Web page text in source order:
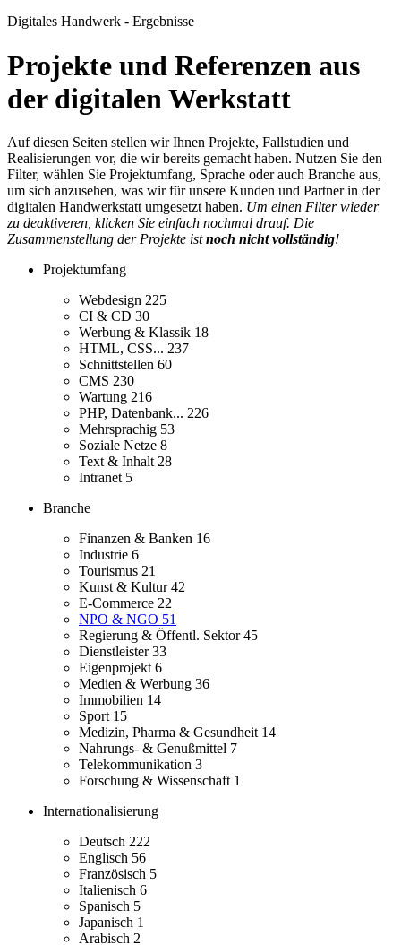
Digitales Handwerk - Ergebnisse
Projekte und Referenzen aus
der digitalen Werkstatt
Auf diesen Seiten stellen wir Ihnen Projekte, Fallstudien und
Realisierungen vor, die wir bereits gemacht haben. Nutzen Sie den
Filter, wählen Sie Projektumfang, Sprache oder auch Branche aus,
um sich anzusehen, was wir für unsere Kunden und Partner in der
digitalen Handwerkstatt umgesetzt haben. Um einen Filter wieder
zu deaktiveren, klicken Sie einfach nochmal drauf. Die
Zusammenstellung der Projekte istnoch nicht vollständig!
Projektumfang
Webdesign 225
CI & CD 30
Werbung & Klassik 18
HTML, CSS... 237
Schnittstellen 60
CMS 230
Wartung 216
PHP, Datenbank... 226
Mehrsprachig 53
Soziale Netze 8
Text & Inhalt 28
Intranet 5
Branche
Finanzen & Banken 16
Industrie 6
Tourismus 21
Kunst & Kultur42
E-Commerce 22
NPO & NGO 51
Regierung & Öffentl. Sektor45
Dienstleister33
Eigenprojekt 6
Medien & Werbung 36
Immobilien 14
Sport 15
Medizin, Pharma & Gesundheit 14
Nahrungs- & Genußmittel 7
Telekommunikation 3
Forschung & Wissenschaft 1
Internationalisierung
Deutsch 222
Englisch 56
Französisch 5
Italienisch 6
Spanisch 5
Japanisch 1
Arabisch 2